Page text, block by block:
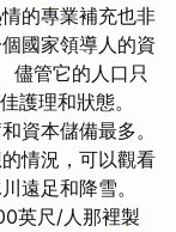
的專業補充也非
國家領導人的資
儘管它的人口只
護理和狀態。
資本儲備最多。
情況，可以觀看
遠足和降雪。
英尺/人那裡製